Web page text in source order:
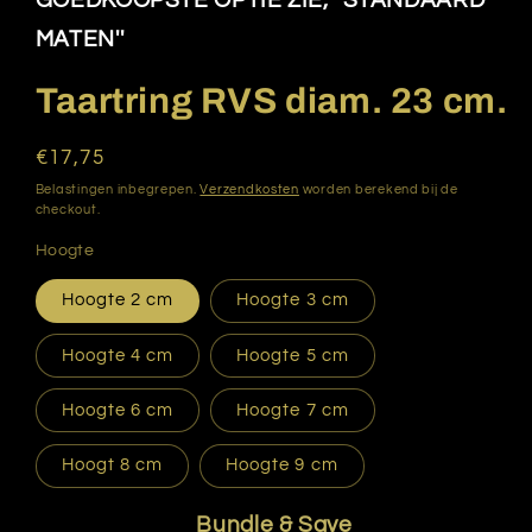
MATEN''
Taartring RVS diam. 23 cm.
Normale
prijs
€17,75
Belastingen inbegrepen.Verzendkosten worden berekend bij de
checkout.
Hoogte
Hoogte 2 cm Hoogte 3 cm
Hoogte 4 cm Hoogte 5 cm
Hoogte 6 cm Hoogte 7 cm
Hoogt 8 cm Hoogte 9 cm